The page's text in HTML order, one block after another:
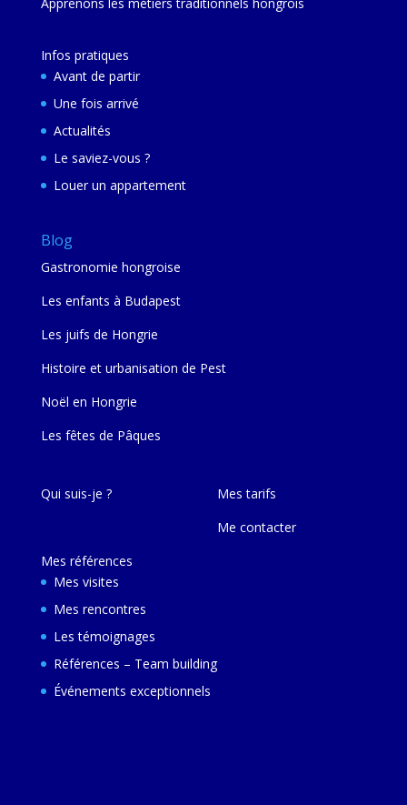
Infos pratiques
Avant de partir
Une fois arrivé
Actualités
Le saviez-vous ?
Louer un appartement
Blog
Gastronomie hongroise
Les enfants à Budapest
Les juifs de Hongrie
Histoire et urbanisation de Pest
Noël en Hongrie
Les fêtes de Pâques
Qui suis-je ?
Mes références
Mes visites
Mes rencontres
Les témoignages
Références – Team building
Événements exceptionnels
Mes tarifs
Me contacter